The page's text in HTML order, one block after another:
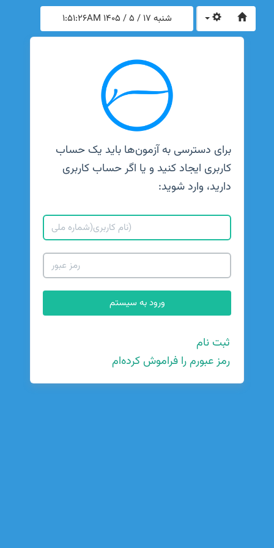
شنبه 17 / 5 / 1405 1:51:26AM
برای دسترسی به آزمون‌ها باید یک حساب
کاربری ایجاد کنید و یا اگر حساب کاربری
دارید، وارد شوید:
ثبت نام
رمز عبورم را فراموش کرده‌ام